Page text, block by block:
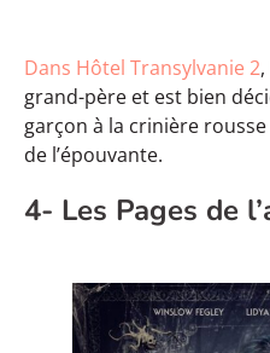
Dans Hôtel Transylvanie 2
grand-père et est bien
garçon à la crinière
de l’épouvante.
4- Les Pages de